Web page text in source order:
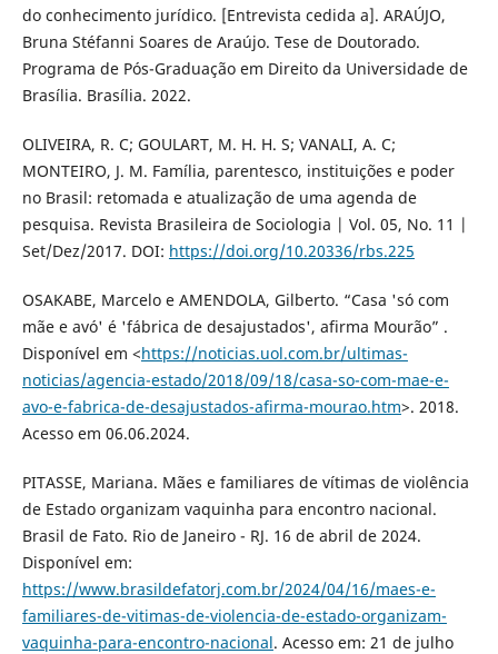
do conhecimento jurídico. [Entrevista cedida a]. ARAÚJO,
Bruna Stéfanni Soares de Araújo. Tese de Doutorado.
Programa de Pós-Graduação em Direito da Universidade de
Brasília. Brasília. 2022.
OLIVEIRA, R. C; GOULART, M. H. H. S; VANALI, A. C;
MONTEIRO, J. M. Família, parentesco, instituições e poder
no Brasil: retomada e atualização de uma agenda de
pesquisa. Revista Brasileira de Sociologia | Vol. 05, No. 11 |
Set/Dez/2017. DOI: https://doi.org/10.20336/rbs.225
OSAKABE, Marcelo e AMENDOLA, Gilberto. “Casa 'só com
mãe e avó' é 'fábrica de desajustados', afirma Mourão” .
Disponível em <https://noticias.uol.com.br/ultimas-
noticias/agencia-estado/2018/09/18/casa-so-com-mae-e-
avo-e-fabrica-de-desajustados-afirma-mourao.htm>. 2018.
Acesso em 06.06.2024.
PITASSE, Mariana. Mães e familiares de vítimas de violência
de Estado organizam vaquinha para encontro nacional.
Brasil de Fato. Rio de Janeiro - RJ. 16 de abril de 2024.
Disponível em:
https://www.brasildefatorj.com.br/2024/04/16/maes-e-
familiares-de-vitimas-de-violencia-de-estado-organizam-
vaquinha-para-encontro-nacional. Acesso em: 21 de julho